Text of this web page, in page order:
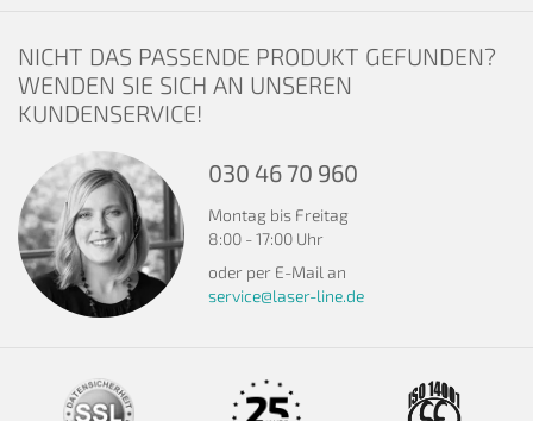
NICHT DAS PASSENDE PRODUKT GEFUNDEN?
WENDEN SIE SICH AN UNSEREN
KUNDENSERVICE!
030 46 70 960
Montag bis Freitag
8:00 - 17:00 Uhr
oder per E-Mail an
service@laser-line.de